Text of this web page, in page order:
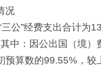
况
三公”经费支出合计为
中：因公出国（境
预算数的99.55%，